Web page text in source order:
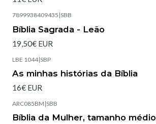
7899938409435 |SBB
Bíblia Sagrada - Leão
19,50€ EUR
LBE 1044|SBP
As minhas histórias da Bíblia
16€ EUR
ARC085BM |SBB
Bíblia da Mulher, tamanho médio